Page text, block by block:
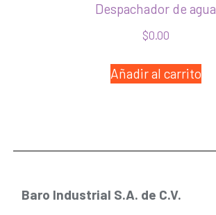
Despachador de agua
$0.00
Añadir al carrito
Baro Industrial S.A. de C.V.